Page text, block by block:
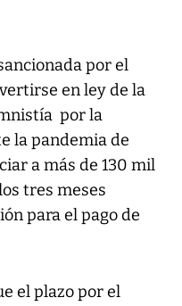
por el
en ley de la
por la
la pandemia de
a más de 130 mil
tres meses
para el pago de
el plazo por el